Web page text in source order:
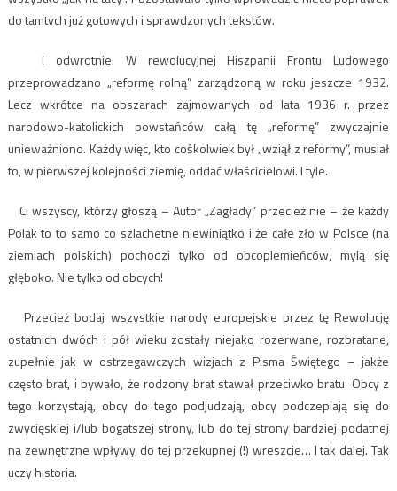
do tamtych już gotowych i sprawdzonych tekstów.
I odwrotnie. W rewolucyjnej Hiszpanii Frontu Ludowego
przeprowadzano „reformę rolną” zarządzoną w roku jeszcze 1932.
Lecz wkrótce na obszarach zajmowanych od lata 1936 r. przez
narodowo-katolickich powstańców całą tę „reformę” zwyczajnie
unieważniono. Każdy więc, kto cośkolwiek był „wziął z reformy”, musiał
to, w pierwszej kolejności ziemię, oddać właścicielowi. I tyle.
Ci wszyscy, którzy głoszą – Autor „Zagłady” przecież nie – że każdy
Polak to to samo co szlachetne niewiniątko i że całe zło w Polsce (na
ziemiach polskich) pochodzi tylko od obcoplemieńców, mylą się
głęboko. Nie tylko od obcych!
Przecież bodaj wszystkie narody europejskie przez tę Rewolucję
ostatnich dwóch i pół wieku zostały niejako rozerwane, rozbratane,
zupełnie jak w ostrzegawczych wizjach z Pisma Świętego – jakże
często brat, i bywało, że rodzony brat stawał przeciwko bratu. Obcy z
tego korzystają, obcy do tego podjudzają, obcy podczepiają się do
zwycięskiej i/lub bogatszej strony, lub do tej strony bardziej podatnej
na zewnętrzne wpływy, do tej przekupnej (!) wreszcie… I tak dalej. Tak
uczy historia.